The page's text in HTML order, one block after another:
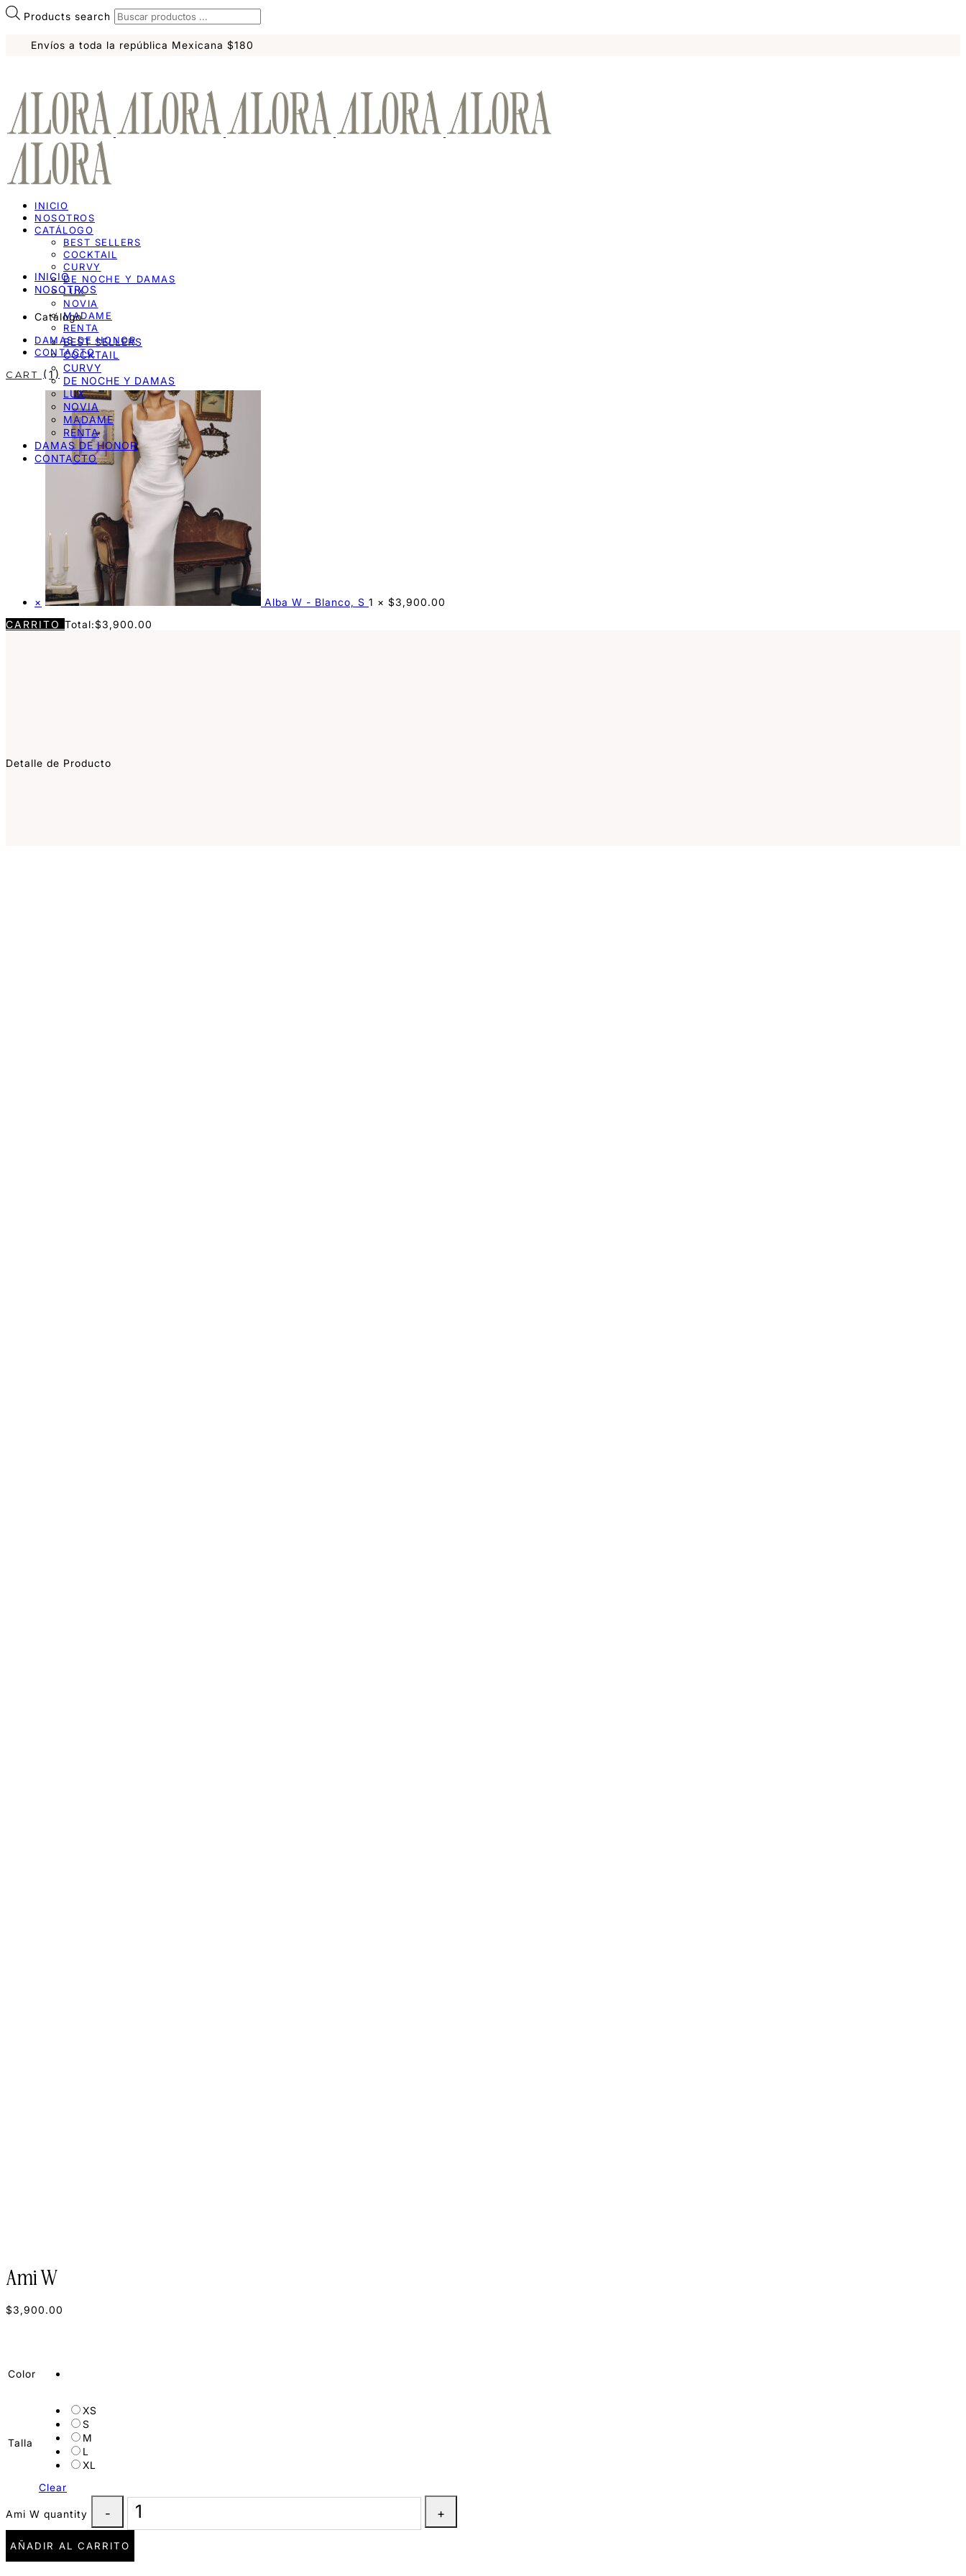
Products search
Envíos a toda la república Mexicana $180
INICIO
NOSOTROS
CATÁLOGO
BEST SELLERS
COCKTAIL
CURVY
DE NOCHE Y DAMAS
LUX
NOVIA
MADAME
RENTA
DAMAS DE HONOR
CONTACTO
1
× Alba W - Blanco, S 1 × $3,900.00
CARRITO Total:$3,900.00
INICIO
NOSOTROS
Catálogo
BEST SELLERS
COCKTAIL
CURVY
DE NOCHE Y DAMAS
LUX
NOVIA
MADAME
RENTA
DAMAS DE HONOR
CONTACTO
Detalle de Producto
Ami W
$3,900.00
Color
Talla
XS
S
M
L
XL
Clear
Ami W quantity
AÑADIR AL CARRITO